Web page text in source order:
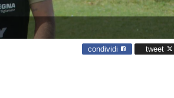
condividi tweet